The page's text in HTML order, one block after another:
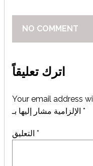
NO COMMENT
اترك تعليقاً
Your email address
*
*